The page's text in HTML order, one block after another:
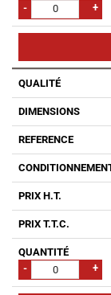
- +
- +